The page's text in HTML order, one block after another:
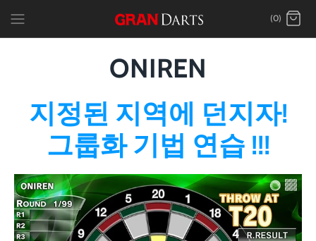
content
(0)
ONIREN
지정된 지역에 던지자!
그룹화 기법 연습 !!!